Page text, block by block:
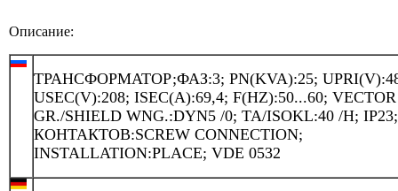
Описание:
ТРАНСФОРМАТОР;ФАЗ:3; PN(KVA):25;
USEC(V):208; ISEC(A):69,4; F(HZ):50...60; VECTOR
GR./SHIELD WNG.:DYN5 /0; TA/ISOKL:40 /H;
КОНТАКТОВ:SCREW CONNECTION;
INSTALLATION:PLACE; VDE 0532